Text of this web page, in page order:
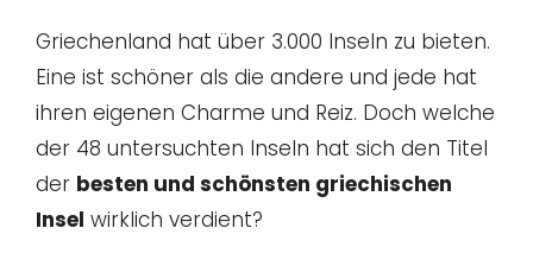
Griechenland hat über 3.000 Inseln zu bieten.
Eine ist schöner als die andere und jede hat
ihren eigenen Charme und Reiz. Doch welche
der 48 untersuchten Inseln hat sich den Titel
der besten und schönsten griechischen
Insel wirklich verdient?